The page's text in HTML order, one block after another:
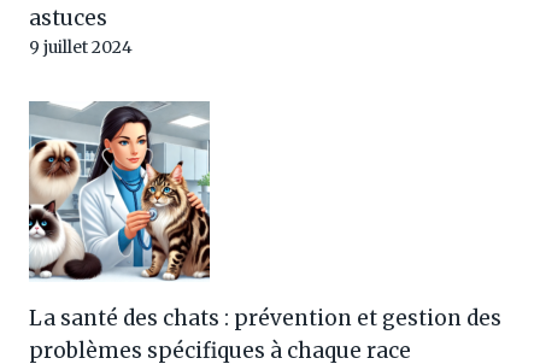
astuces
9 juillet 2024
La santé des chats : prévention et gestion des
problèmes spécifiques à chaque race